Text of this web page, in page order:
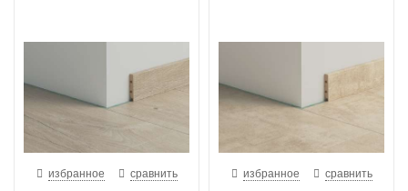
избранное сравнить избранное сравнить